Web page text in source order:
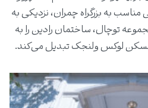
به بزرگراه چمران، نزدیکی به
توچال، ساختمان رادین را به
مسکن لوکس ولنجک تبدیل می‌کند.